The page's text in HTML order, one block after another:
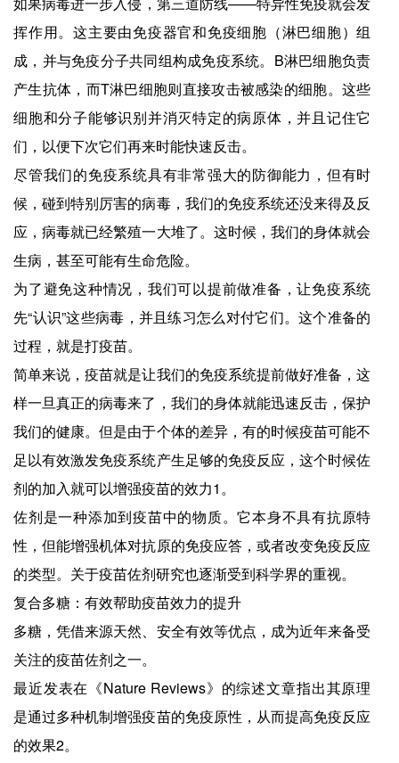
挥作用。这主要由免疫器官和免疫细胞（淋巴细胞）组
成，并与免疫分子共同组构成免疫系统。B淋巴细胞负责
产生抗体，而T淋巴细胞则直接攻击被感染的细胞。这些
细胞和分子能够识别并消灭特定的病原体，并且记住它
们，以便下次它们再来时能快速反击。
尽管我们的免疫系统具有非常强大的防御能力，但有时
候，碰到特别厉害的病毒，我们的免疫系统还没来得及反
应，病毒就已经繁殖一大堆了。这时候，我们的身体就会
生病，甚至可能有生命危险。
为了避免这种情况，我们可以提前做准备，让免疫系统
先“认识”这些病毒，并且练习怎么对付它们。这个准备的
过程，就是打疫苗。
简单来说，疫苗就是让我们的免疫系统提前做好准备，这
样一旦真正的病毒来了，我们的身体就能迅速反击，保护
我们的健康。但是由于个体的差异，有的时候疫苗可能不
足以有效激发免疫系统产生足够的免疫反应，这个时候佐
剂的加入就可以增强疫苗的效力1。
佐剂是一种添加到疫苗中的物质。它本身不具有抗原特
性，但能增强机体对抗原的免疫应答，或者改变免疫反应
的类型。关于疫苗佐剂研究也逐渐受到科学界的重视。
复合多糖：有效帮助疫苗效力的提升
多糖，凭借来源天然、安全有效等优点，成为近年来备受
关注的疫苗佐剂之一。
最近发表在《Nature Reviews》的综述文章指出其原理
是通过多种机制增强疫苗的免疫原性，从而提高免疫反应
的效果2。